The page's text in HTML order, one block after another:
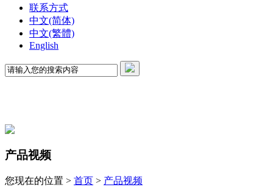
联系方式
中文(简体)
中文(繁體)
English
产品视频
您现在的位置 > 首页 > 产品视频